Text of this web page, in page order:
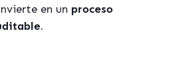
en un proceso
.